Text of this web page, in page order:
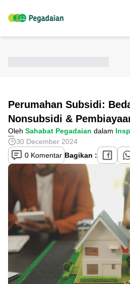
Perumahan Subsidi:
Nonsubsidi &
Oleh Sahabat Pegadaian dalam
30 December 2024
0 Komentar Bagikan :